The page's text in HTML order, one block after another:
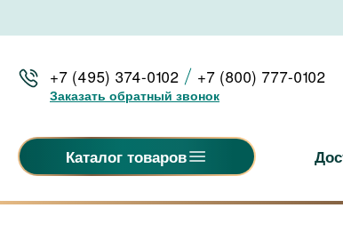
+7 (495) 374-0102 +7 (800) 777-0102
Заказать обратный звонок
Каталог товаров